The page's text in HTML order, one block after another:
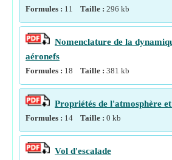
Formules : 11 Taille : 296 kb
Nomenclature de la
aéronefs
Formules : 18 Taille : 381 kb
Propriétés de l'atmosphère et
Formules : 14 Taille : 0 kb
Vol d'escalade